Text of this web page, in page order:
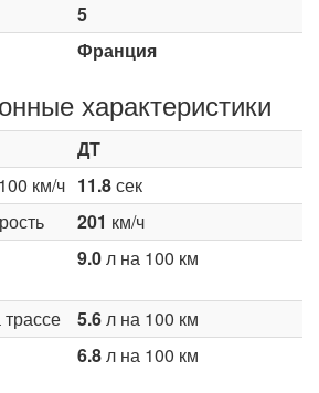
5
Франция
характеристики
ДТ
км/ч 11.8сек
201 км/ч
9.0л на 100 км
5.6л на 100 км
6.8л на 100 км